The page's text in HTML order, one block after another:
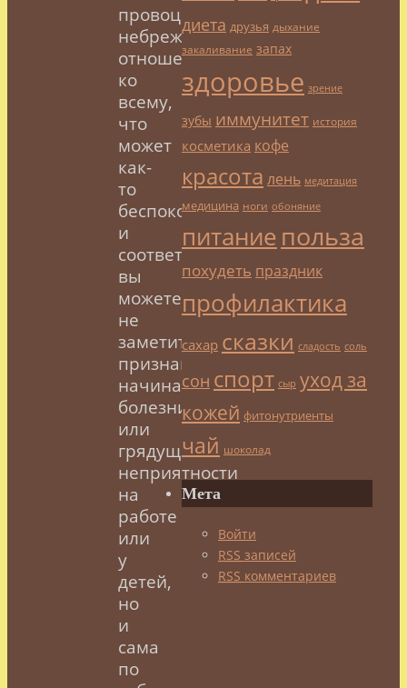
провоцирует
небрежное
отношение
ко
всему,
что
может
как-
то
беспокоить,
и
соответственно
вы
можете
не
заметить
признаков
начинающейся
болезни
или
грядущие
неприятности
на
работе
или
у
детей,
но
и
сама
по
диета друзья дыхание
закаливание запах
здоровье зрение
зубы иммунитет история
косметика кофе
красота лень медитация
медицина ноги обоняние
питание польза
похудеть праздник
профилактика
сахар сказки сладость соль
сон спорт сыр уход за
кожей фитонутриенты
чай шоколад
Мета
Войти
RSS записей
RSS комментариев